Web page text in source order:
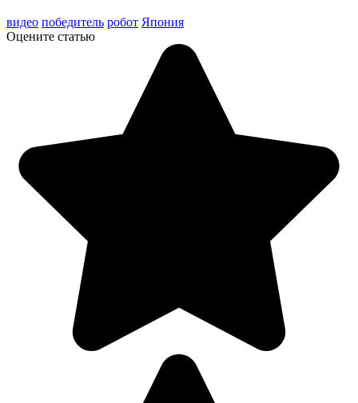
видео победитель робот Япония
Оцените статью